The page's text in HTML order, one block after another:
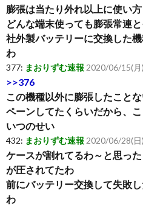
膨張は当たり外れ以上に使い
どんな端末使っても膨張常連
社外製バッテリーに交換した
わ
377: まおりずむ速報 2020/06/15(
>>376
この機種以外に膨張したこと
ペーンしてたくらいだから、
いつのせい
432: まおりずむ速報 2020/06/28(
ケースが割れてるわ～と思っ
が圧されてたわ
前にバッテリー交換して失敗
わ